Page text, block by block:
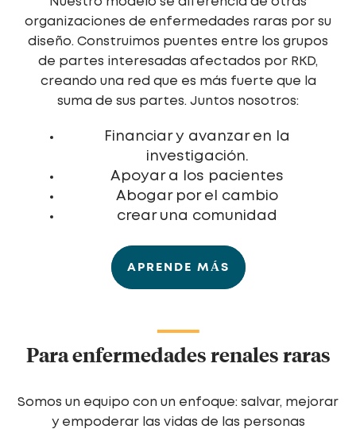
organizaciones de enfermedades raras por su
diseño. Construimos puentes entre los grupos
de partes interesadas afectados por RKD,
creando una red que es más fuerte que la
suma de sus partes. Juntos nosotros:
Financiar y avanzar en la
investigación.
Apoyar a los pacientes
Abogar por el cambio
crear una comunidad
APRENDE MÁS
Para enfermedades renales raras
Somos un equipo con un enfoque: salvar, mejorar
y empoderar las vidas de las personas